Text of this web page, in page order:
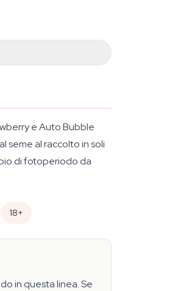
e Auto Bubble
seme al raccolto in soli
di fotoperiodo da
18+
in questa linea. Se